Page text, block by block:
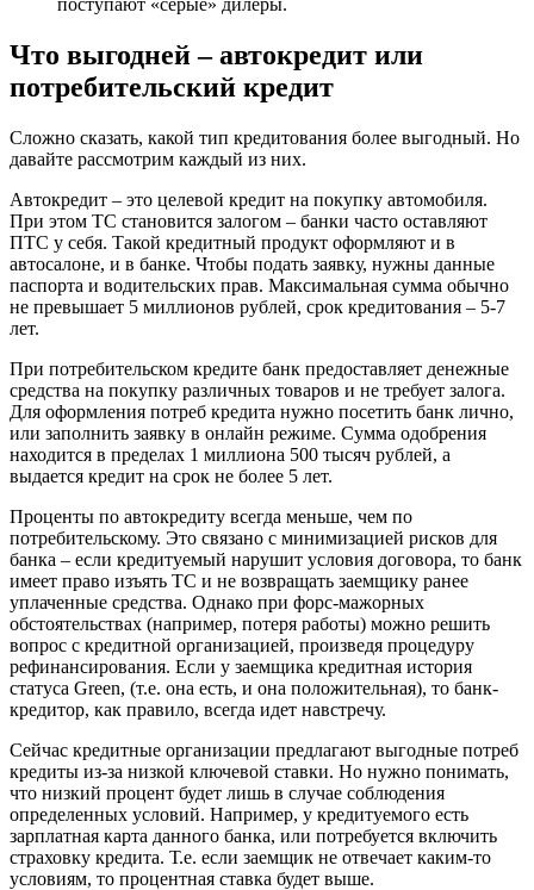
поступают «серые» дилеры.
Что выгодней – автокредит или
потребительский кредит
Сложно сказать, какой тип кредитования более выгодный. Но
давайте рассмотрим каждый из них.
Автокредит – это целевой кредит на покупку автомобиля.
При этом ТС становится залогом – банки часто оставляют
ПТС у себя. Такой кредитный продукт оформляют и в
автосалоне, и в банке. Чтобы подать заявку, нужны данные
паспорта и водительских прав. Максимальная сумма обычно
не превышает 5 миллионов рублей, срок кредитования – 5-7
лет.
При потребительском кредите банк предоставляет денежные
средства на покупку различных товаров и не требует залога.
Для оформления потреб кредита нужно посетить банк лично,
или заполнить заявку в онлайн режиме. Сумма одобрения
находится в пределах 1 миллиона 500 тысяч рублей, а
выдается кредит на срок не более 5 лет.
Проценты по автокредиту всегда меньше, чем по
потребительскому. Это связано с минимизацией рисков для
банка – если кредитуемый нарушит условия договора, то банк
имеет право изъять ТС и не возвращать заемщику ранее
уплаченные средства. Однако при форс-мажорных
обстоятельствах (например, потеря работы) можно решить
вопрос с кредитной организацией, произведя процедуру
рефинансирования. Если у заемщика кредитная история
статуса Green, (т.е. она есть, и она положительная), то банк-
кредитор, как правило, всегда идет навстречу.
Сейчас кредитные организации предлагают выгодные потреб
кредиты из-за низкой ключевой ставки. Но нужно понимать,
что низкий процент будет лишь в случае соблюдения
определенных условий. Например, у кредитуемого есть
зарплатная карта данного банка, или потребуется включить
страховку кредита. Т.е. если заемщик не отвечает каким-то
условиям, то процентная ставка будет выше.